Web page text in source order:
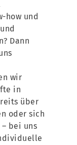
how und
Dann
wir
in
über
oder sich
bei uns